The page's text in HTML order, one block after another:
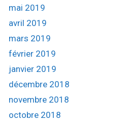
mai 2019
avril 2019
mars 2019
février 2019
janvier 2019
décembre 2018
novembre 2018
octobre 2018